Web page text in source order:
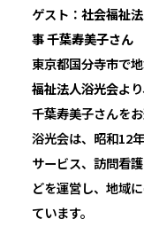
ゲスト： 社会福祉
事 千葉寿美子さん
東京都国分寺市で
福祉法人浴光会よ
千葉寿美子さんをお
浴光会は、昭和12
サービス、訪問看
どを運営し、地域
ています。